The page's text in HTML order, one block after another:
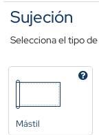
Sujeción
Selecciona el tipo de
Mástil